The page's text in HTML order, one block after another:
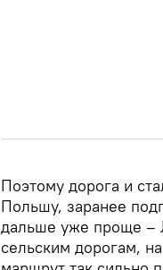
Поэтому дорога и
Польшу, заранее
дальше уже проще –
сельским дорогам,